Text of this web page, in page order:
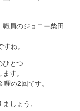
員のジョニー柴田
ね。
ひとつ
す。
の2回です。
しょう。